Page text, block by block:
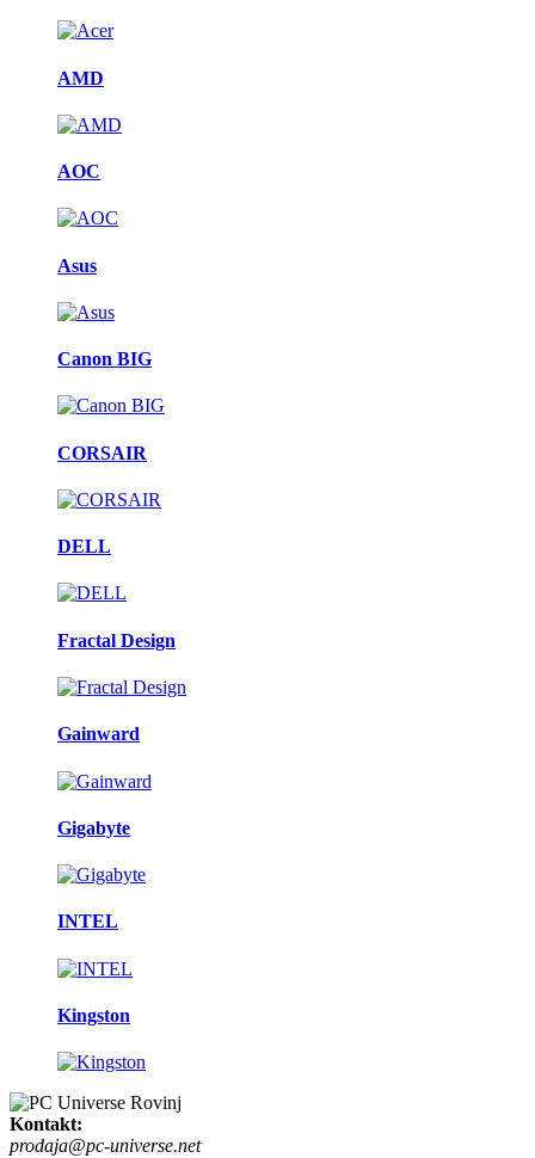
AMD
AOC
Asus
Canon BIG
CORSAIR
DELL
Fractal Design
Gainward
Gigabyte
INTEL
Kingston
Kontakt:
prodaja@pc-universe.net